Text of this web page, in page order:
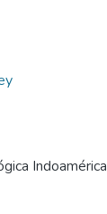
Indoamérica